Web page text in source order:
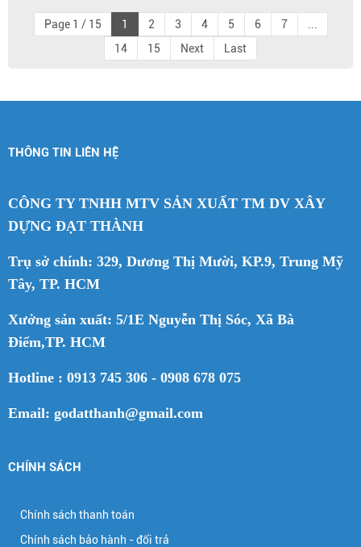
Page 1 / 15 1 2 3 4 5 6 7
14
15 Next Last
THÔNG TIN LIÊN HỆ
CÔNG TY TNHH MTV SẢN XUẤT TM DV XÂY
DỰNG ĐẠT THÀNH
Trụ sở chính: 329, Dương Thị Mười, KP.9, Trung Mỹ
Tây, TP. HCM
Xưởng sản xuất: 5/1E Nguyễn Thị Sóc, Xã Bà
Điểm,TP. HCM
Hotline : 0913 745 306 - 0908 678 075
Email: godatthanh@gmail.com
CHÍNH SÁCH
Chính sách thanh toán
Chính sách bảo hành - đổi trả